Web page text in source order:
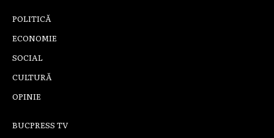
POLITICĂ
ECONOMIE
SOCIAL
CULTURĂ
OPINIE
BUCPRESS TV